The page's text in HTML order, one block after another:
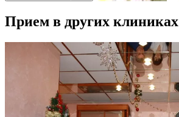
Прием в других клиниках